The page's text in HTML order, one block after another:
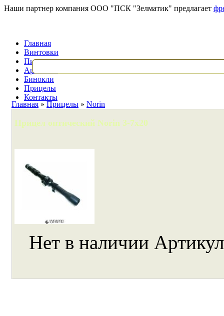
Наши партнер компания ООО "ПСК "Зелматик" предлагает
Главная
Винтовки
Пистолеты
Арбалеты
Бинокли
Прицелы
Контакты
Главная » Прицелы » Norin
Прицел оптический Norin 3-7x20
Нет в наличии